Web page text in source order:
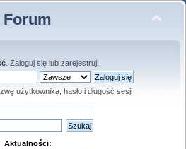
Forum
. Zaloguj sięlub zarejestruj.
użytkownika, hasło i długość sesji
Aktualności: